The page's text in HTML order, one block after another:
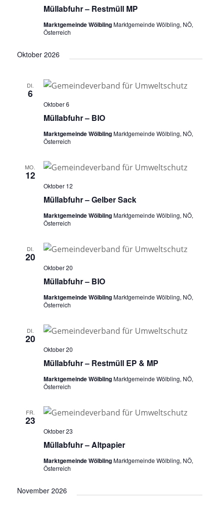
Müllabfuhr – Restmüll MP
Marktgemeinde WölblingMarktgemeinde Wölbling, NÖ,
Österreich
Oktober 2026
DI.
6
Müllabfuhr – BIO
Oktober 6
Marktgemeinde WölblingMarktgemeinde Wölbling, NÖ,
Österreich
MO.
12
Müllabfuhr – Gelber Sack
Oktober 12
Marktgemeinde WölblingMarktgemeinde Wölbling, NÖ,
Österreich
DI.
20
Müllabfuhr – BIO
Oktober 20
Marktgemeinde WölblingMarktgemeinde Wölbling, NÖ,
Österreich
DI.
20
Müllabfuhr – Restmüll EP & MP
Oktober 20
Marktgemeinde WölblingMarktgemeinde Wölbling, NÖ,
Österreich
FR.
23
Müllabfuhr – Altpapier
Oktober 23
Marktgemeinde WölblingMarktgemeinde Wölbling, NÖ,
Österreich
November 2026